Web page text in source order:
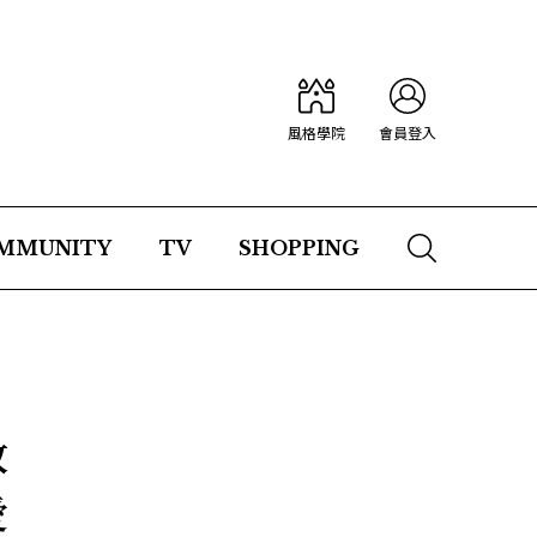
風格學院 會員登入
TV SHOPPING